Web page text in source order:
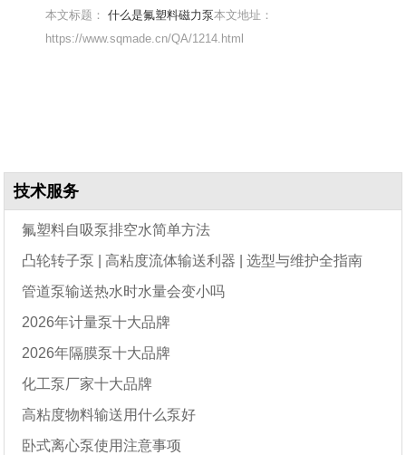
本文标题：什么是氟塑料磁力泵本文地址：
https://www.sqmade.cn/QA/1214.html
技术服务
氟塑料自吸泵排空水简单方法
凸轮转子泵 | 高粘度流体输送利器 | 选型与维护全指南
管道泵输送热水时水量会变小吗
2026年计量泵十大品牌
2026年隔膜泵十大品牌
化工泵厂家十大品牌
高粘度物料输送用什么泵好
卧式离心泵使用注意事项